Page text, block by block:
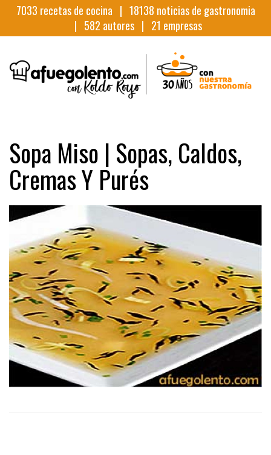
7033 recetas de cocina | 18138 noticias de gastronomia
| 582 autores | 21 empresas
Sopa Miso | Sopas, Caldos,
Cremas Y Purés